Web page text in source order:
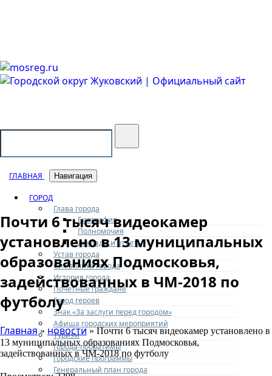
ГЛАВНАЯ Навигация
ГОРОД
Глава города
Биография
Полномочия
Доклады и отчеты
Устав города
Символика города
История города
Почетные граждане
Город героев
Знак «За заслуги перед городом»
Афиша городских мероприятий
Туризм
Города-побратимы
Городские программы
Генеральный план города
Почти 6 тысяч видеокамер
установлено в 13 муниципальных
образованиях Подмосковья,
задействованных в ЧМ-2018 по
футболу
Главная » новости» Почти 6 тысяч видеокамер установлено в
13 муниципальных образованиях Подмосковья,
задействованных в ЧМ-2018 по футболу